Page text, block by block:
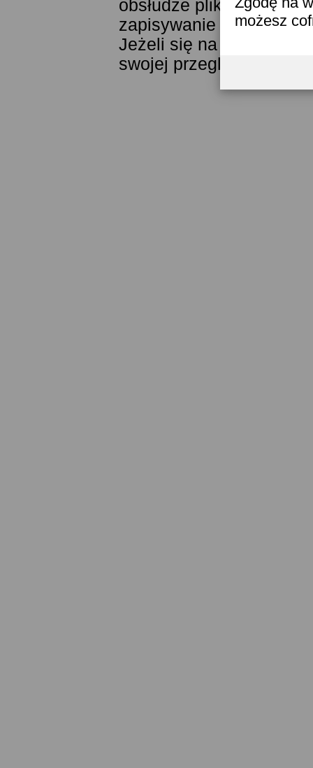
możesz
obsłudze plików
zapisywanie ich w
Jeżeli się na to nie
swojej przeglądarki.